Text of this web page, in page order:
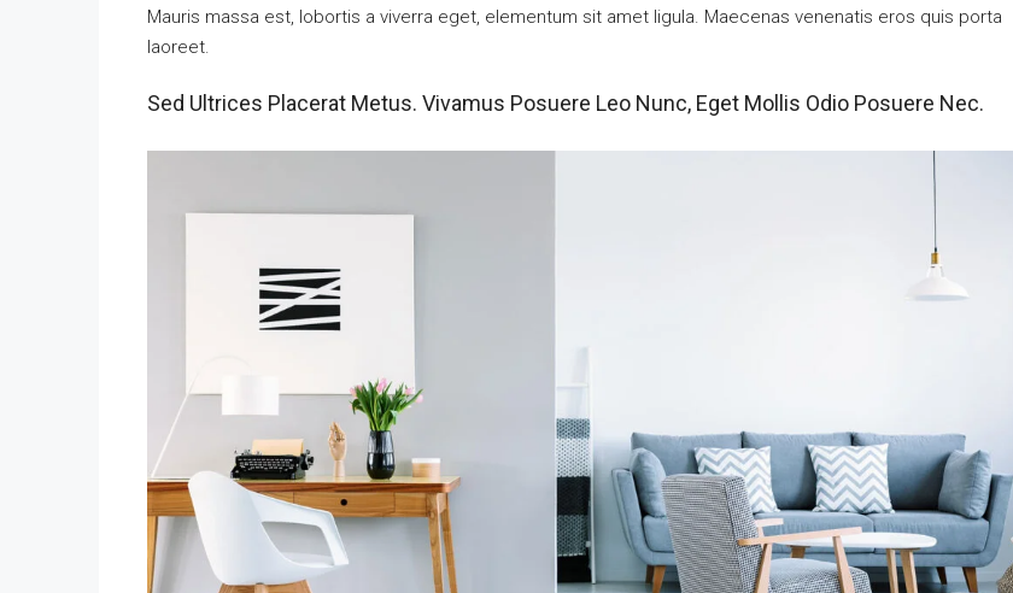
Mauris massa est, lobortis a viverra eget, elementum sit amet ligula. Maecenas venenatis eros quis porta
laoreet.
Sed Ultrices Placerat Metus. Vivamus Posuere Leo Nunc, Eget Mollis Odio Posuere Nec.